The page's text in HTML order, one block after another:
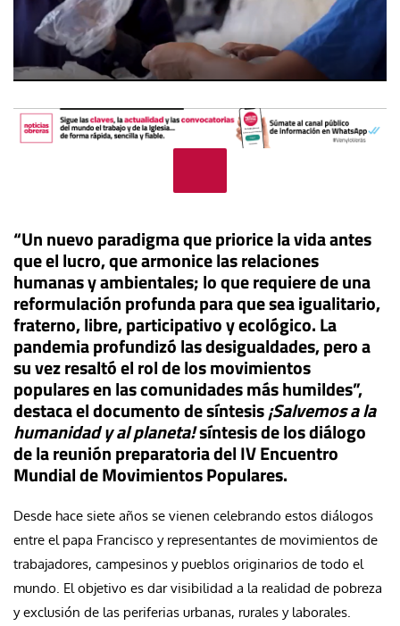
“Un nuevo paradigma que priorice la vida antes
que el lucro, que armonice las relaciones
humanas y ambientales; lo que requiere de una
reformulación profunda para que sea igualitario,
fraterno, libre, participativo y ecológico. La
pandemia profundizó las desigualdades, pero a
su vez resaltó el rol de los movimientos
populares en las comunidades más humildes”,
destaca el documento de síntesis¡Salvemos a la
humanidad y al planeta!síntesis de los diálogo
de la reunión preparatoria del IV Encuentro
Mundial de Movimientos Populares.
Desde hace siete años se vienen celebrando estos diálogos
entre el papa Francisco y representantes de movimientos de
trabajadores, campesinos y pueblos originarios de todo el
mundo. El objetivo es dar visibilidad a la realidad de pobreza
y exclusión de las periferias urbanas, rurales y laborales.